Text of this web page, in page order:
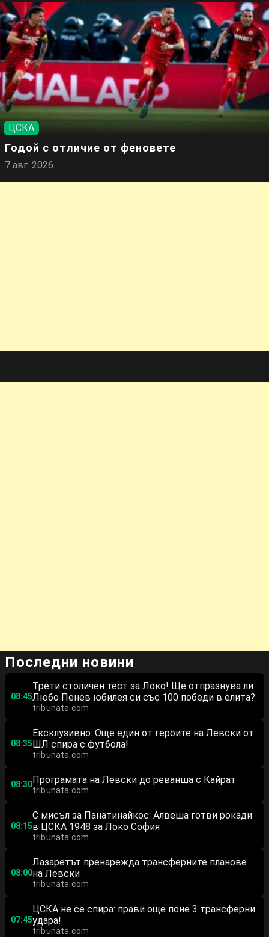
ЦСКА
Годой с отличие от феновете
7 авг. 2026
Последни новини
08:45
Трети столичен тест за Локо! Ще отпразнува ли
Любо Пенев юбилея си със 100 победи в елита?
tribunata.com
08:35
Ексклузивно: Още един от героите на Левски от
ШЛ спира с футбола!
tribunata.com
08:30Програмата на Левски до реванша с Кайрат
tribunata.com
08:15
С мисъл за Панатинайкос: Алвеша готви рокади
в ЦСКА 1948 за Локо София
tribunata.com
08:00
Лазаретът пренарежда трансферните планове
на Левски
tribunata.com
07:45
ЦСКА не се спира: прави още поне 3 трансферни
удара!
tribunata.com